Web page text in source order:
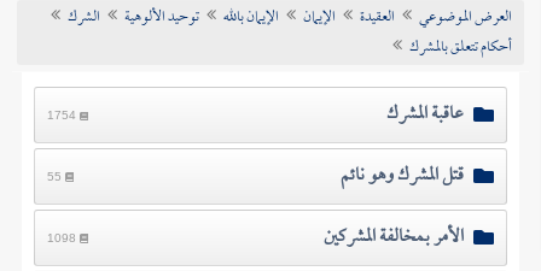
تراجم الأعلام
العرض الموضوعي العقيدة الإيمان الإيمان بالله توحيد الألوهية
الشرك
أحكام تتعلق بالمشرك
عاقبة المشرك 1754
قتل المشرك وهو نائم 55
الأمر بمخالفة المشركين 1098